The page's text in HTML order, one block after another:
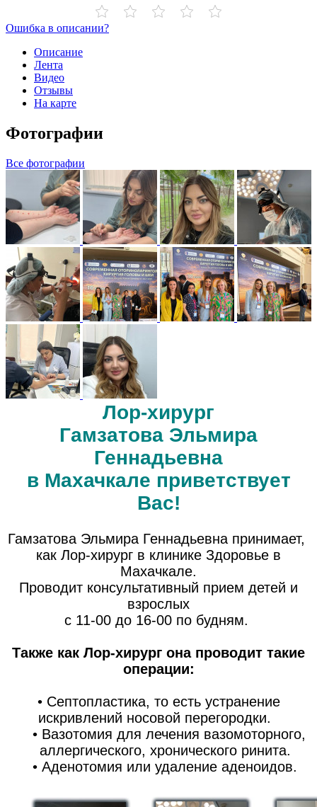
Ошибка в описании?
Описание
Лента
Видео
Отзывы
На карте
Фотографии
Все фотографии
Лор-хирург
Гамзатова Эльмира
Геннадьевна
в Махачкале приветствует
Вас!
Гамзатова Эльмира Геннадьевна принимает,
как Лор-хирург в клинике Здоровье в
Махачкале.
Проводит консультативный прием детей и
взрослых
с 11-00 до 16-00 по будням.
Также как Лор-хирург она проводит такие
операции:
• Септопластика, то есть устранение
искривлений носовой перегородки.
• Вазотомия для лечения вазомоторного,
аллергического, хронического ринита.
• Аденотомия или удаление аденоидов.